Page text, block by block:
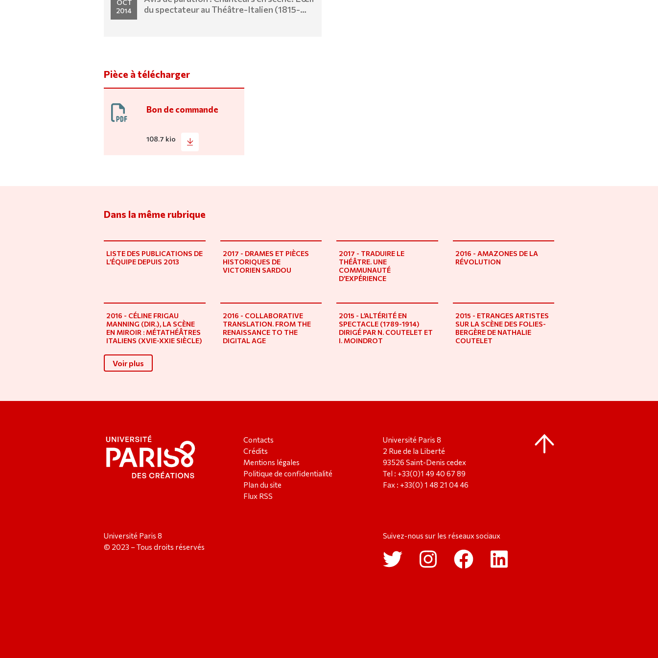
OCT
2014
du spectateur au Théâtre-Italien (1815-
Pièce à télécharger
Bon de commande
108.7 kio
Dans la même rubrique
LISTE DES PUBLICATIONS DE
L’ÉQUIPE DEPUIS 2013
2017 - DRAMES ET PIÈCES
HISTORIQUES DE
VICTORIEN SARDOU
2017 - TRADUIRE LE
THÉÂTRE. UNE
COMMUNAUTÉ
D’EXPÉRIENCE
2016 - AMAZONES DE LA
RÉVOLUTION
2016 - CÉLINE FRIGAU
MANNING (DIR.), LA SCÈNE
EN MIROIR : MÉTATHÉÂTRES
ITALIENS (XVIE-XXIE SIÈCLE)
2016 - COLLABORATIVE
TRANSLATION. FROM THE
RENAISSANCE TO THE
DIGITAL AGE
2015 - L’ALTÉRITÉ EN
SPECTACLE (1789-1914)
DIRIGÉ PAR N. COUTELET ET
I. MOINDROT
2015 - ETRANGES ARTISTES
SUR LA SCÈNE DES FOLIES-
BERGÈRE DE NATHALIE
COUTELET
Voir plus
Contacts
Crédits
Mentions légales
Politique de confidentialité
Plan du site
Flux RSS
Université Paris 8
2 Rue de la Liberté
93526 Saint-Denis cedex
Tel : +33(0)1 49 40 67 89
Fax : +33(0) 1 48 21 04 46
Université Paris 8
© 2023 – Tous droits réservés
Suivez-nous sur les réseaux sociaux